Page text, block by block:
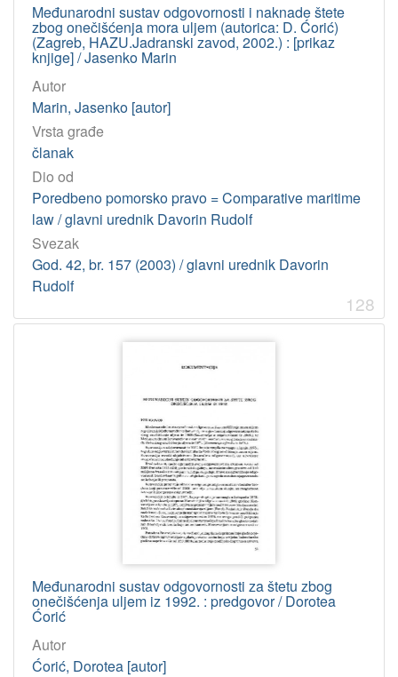
Međunarodni sustav odgovornosti i naknade štete
zbog onečišćenja mora uljem (autorica: D. Ćorić)
(Zagreb, HAZU.Jadranski zavod, 2002.) : [prikaz
knjige] / Jasenko Marin
Autor
Marin, Jasenko [autor]
Vrsta građe
članak
Dio od
Poredbeno pomorsko pravo = Comparative maritime
law / glavni urednik Davorin Rudolf
Svezak
God. 42, br. 157 (2003) / glavni urednik Davorin
Rudolf
128
Međunarodni sustav odgovornosti za štetu zbog
onečišćenja uljem iz 1992. : predgovor / Dorotea
Ćorić
Autor
Ćorić, Dorotea [autor]